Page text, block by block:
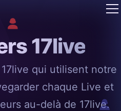
17live
qui utilisent notre
chaque Live et
au-delà de 17live.